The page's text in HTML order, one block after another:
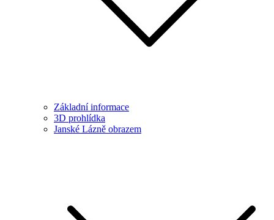
Základní informace
3D prohlídka
Janské Lázně obrazem